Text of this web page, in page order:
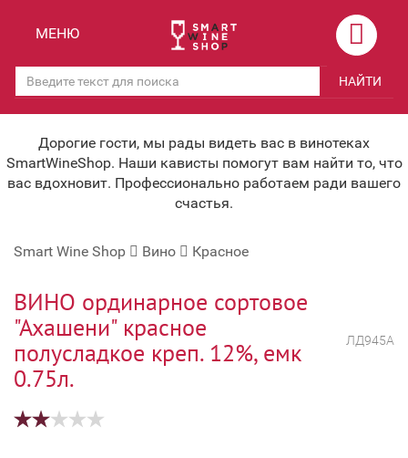
Скидки
Мероприятия
Корпоративным клиентам
Под заказ
Бонусная система
Наша команда
关于我们
Вино крепленое
Вино игристое и Шампанское
Вино безалкогольное
Бренди, Коньяк, Арманьяк
Виски и Бурбон
Пиво и слабоалк. напитки
Ликер
Прочие алкогольные напитки
МЕНЮ
НАЙТИ
Дорогие гости, мы рады видеть вас в винотеках
SmartWineShop. Наши кависты помогут вам найти то, что
вас вдохновит. Профессионально работаем ради вашего
счастья.
Smart Wine Shop Вино Красное
ВИНО ординарное сортовое
"Ахашени" красное
полусладкое креп. 12%, емк
0.75л.
ЛД945А